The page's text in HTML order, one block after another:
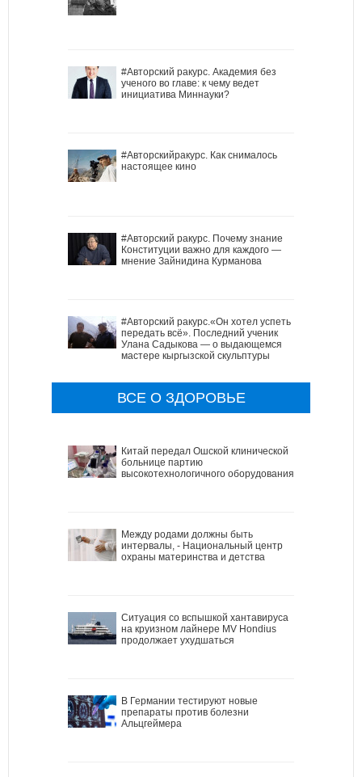
#Авторский ракурс. Академия без
ученого во главе: к чему ведет
инициатива Миннауки?
#Авторскийракурс. Как снималось
настоящее кино
#Авторский ракурс. Почему знание
Конституции важно для каждого —
мнение Зайнидина Курманова
#Авторский ракурс.«Он хотел успеть
передать всё». Последний ученик
Улана Садыкова — о выдающемся
мастере кыргызской скульптуры
ВСЕ О ЗДОРОВЬЕ
Китай передал Ошской клинической
больнице партию
высокотехнологичного оборудования
Между родами должны быть
интервалы, - Национальный центр
охраны материнства и детства
Ситуация со вспышкой хантавируса
на круизном лайнере MV Hondius
продолжает ухудшаться
В Германии тестируют новые
препараты против болезни
Альцгеймера